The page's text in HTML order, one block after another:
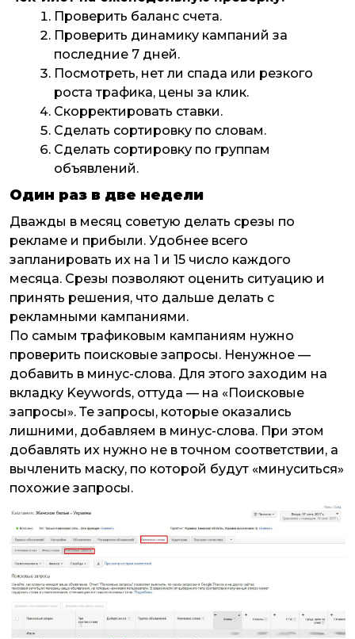
Проверить баланс счета.
Проверить динамику кампаний за
последние 7 дней.
Посмотреть, нет ли спада или резкого
роста трафика, цены за клик.
Скорректировать ставки.
Сделать сортировку по словам.
Сделать сортировку по группам
объявлений.
Один раз в две недели
Дважды в месяц советую делать срезы по
рекламе и прибыли. Удобнее всего
запланировать их на 1 и 15 число каждого
месяца. Срезы позволяют оценить ситуацию и
принять решения, что дальше делать с
рекламными кампаниями.
По самым трафиковым кампаниям нужно
проверить поисковые запросы. Ненужное —
добавить в минус-слова. Для этого заходим на
вкладку Keywords, оттуда — на «Поисковые
запросы». Те запросы, которые оказались
лишними, добавляем в минус-слова. При этом
добавлять их нужно не в точном соответствии, а
вычленить маску, по которой будут «минуситься»
похожие запросы.